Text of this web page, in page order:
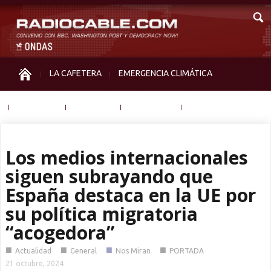
LA CAFETERA EMERGENCIA CLIMÁTICA
Los medios internacionales
siguen subrayando que
España destaca en la UE por
su política migratoria
“acogedora”
■ Actualidad ■ General ■ Nos Miran ■ PORTADA
21 octubre, 2024